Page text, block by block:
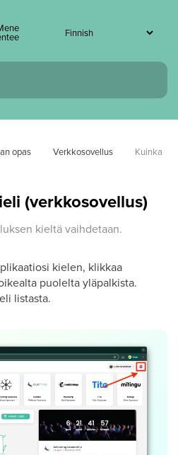
opas Verkkosovellus
Kuinka
(verkkosovellus)
kieltä vaihdetaan.
kielen, klikkaa
puolelta yläpalkista.
listasta.